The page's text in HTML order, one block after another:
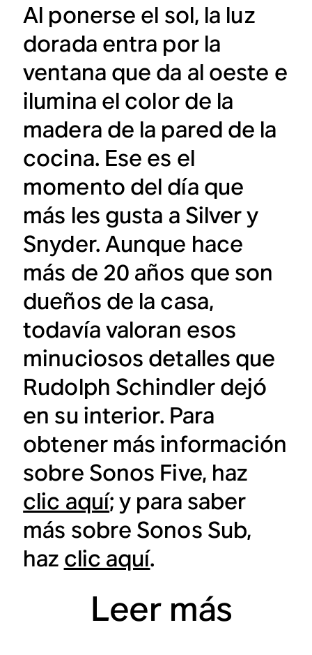
Al ponerse el sol, la luz
dorada entra por la
ventana que da al oeste e
ilumina el color de la
madera de la pared de la
cocina. Ese es el
momento del día que
más les gusta a Silver y
Snyder. Aunque hace
más de 20 años que son
dueños de la casa,
todavía valoran esos
minuciosos detalles que
Rudolph Schindler dejó
en su interior. Para
obtener más información
sobre Sonos Five, haz
clic aquí; y para saber
más sobre Sonos Sub,
haz clic aquí.
Leer más